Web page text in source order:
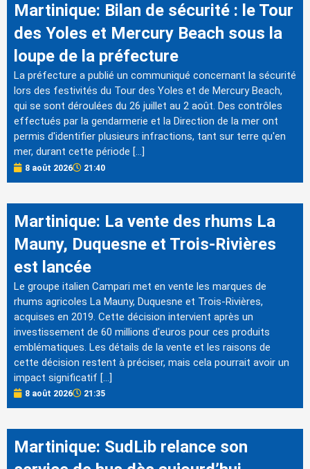
Martinique: Bilan de sécurité : le Tour
des Yoles et Mercury Beach sous la
loupe de la préfecture
La préfecture a publié un communiqué concernant la sécurité
lors des festivités du Tour des Yoles et de Mercury Beach,
qui se sont déroulées du 26 juillet au 2 août. Des contrôles
effectués par la gendarmerie et la Direction de la mer ont
permis d'identifier plusieurs infractions, tant sur terre qu'en
mer, durant cette période […]
8 août 2026 21:40
Martinique: La vente des rhums La
Mauny, Duquesne et Trois-Rivières
est lancée
Le groupe italien Campari met en vente les marques de
rhums agricoles La Mauny, Duquesne et Trois-Rivières,
acquises en 2019. Cette décision intervient après un
investissement de 60 millions d'euros pour ces produits
emblématiques. Les détails de la vente et les raisons de
cette décision restent à préciser, mais cela pourrait avoir un
impact significatif […]
8 août 2026 21:35
Martinique: SudLib relance son